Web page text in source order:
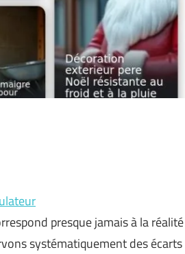
presque jamais à la réalité
systématiquement des écarts